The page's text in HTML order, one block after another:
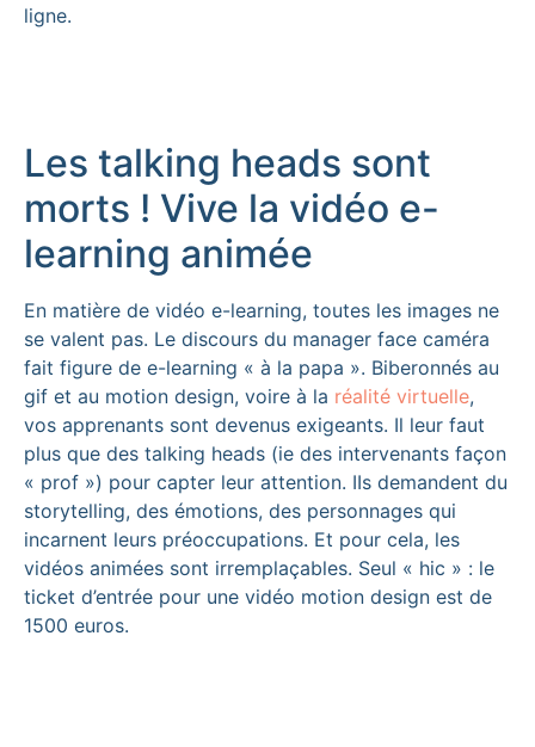
ligne.
Les talking heads sont
morts ! Vive la vidéo e-
learning animée
En matière de vidéo e-learning, toutes les images ne
se valent pas. Le discours du manager face caméra
fait figure de e-learning « à la papa ». Biberonnés au
gif et au motion design, voire à la réalité virtuelle,
vos apprenants sont devenus exigeants. Il leur faut
plus que des talking heads (ie des intervenants façon
« prof ») pour capter leur attention. IIs demandent du
storytelling, des émotions, des personnages qui
incarnent leurs préoccupations. Et pour cela, les
vidéos animées sont irremplaçables. Seul « hic » : le
ticket d’entrée pour une vidéo motion design est de
1500 euros.